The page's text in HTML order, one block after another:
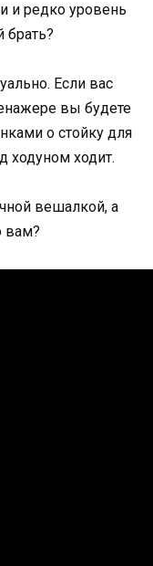
и редко уровень
брать?
Если вас
вы будете
о стойку для
ходуном ходит.
вешалкой, а
вам?